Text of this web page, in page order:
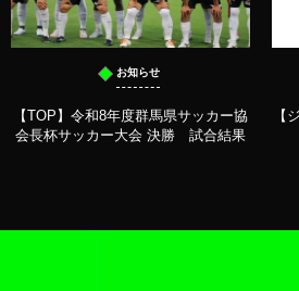
お知らせ
【TOP】令和8年度群馬県サッカー協
会長杯サッカー大会 決勝 試合結果
【